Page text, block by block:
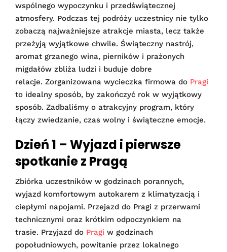
wspólnego wypoczynku i przedświątecznej
atmosfery. Podczas tej podróży uczestnicy nie tylko
zobaczą najważniejsze atrakcje miasta, lecz także
przeżyją wyjątkowe chwile. Świąteczny nastrój,
aromat grzanego wina, pierników i prażonych
migdałów zbliża ludzi i buduje dobre
relacje. Zorganizowana wycieczka firmowa do Pragi
to idealny sposób, by zakończyć rok w wyjątkowy
sposób. Zadbaliśmy o atrakcyjny program, który
łączy zwiedzanie, czas wolny i świąteczne emocje.
Dzień 1 – Wyjazd i pierwsze
spotkanie z Pragą
Zbiórka uczestników w godzinach porannych,
wyjazd komfortowym autokarem z klimatyzacją i
ciepłymi napojami. Przejazd do Pragi z przerwami
technicznymi oraz krótkim odpoczynkiem na
trasie. Przyjazd do Pragi w godzinach
popołudniowych, powitanie przez lokalnego